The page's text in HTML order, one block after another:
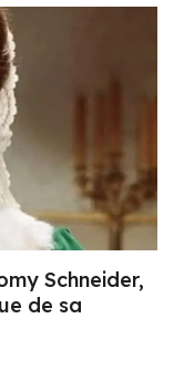
Schneider,
de sa